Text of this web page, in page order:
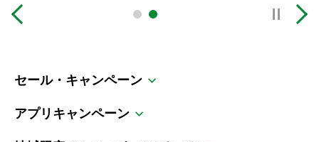
食の安全・安心への取組み
マルチコピー機でできることトップ
便利なサービス
切手・はがき・印紙
セブンチケット
セブン‐イレブンでお受取り
ごあいさつ
サステナビリティトップ
加盟店オーナー募集
アルバイト情報
セール・キャンペーン
アプリキャンペーン